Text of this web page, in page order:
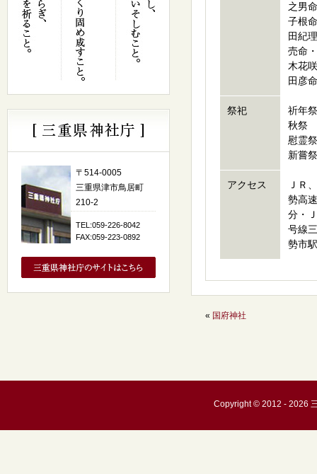
之男
子根
田紀
売命
木花
田彦
祭祀
祈年
秋祭
慰霊
新嘗
アクセス
ＪＲ
勢高
分・
号線
勢市
« 国府神社
〒514-0005
三重県津市鳥居町
210-2
TEL:059-226-8042
FAX:059-223-0892
Copyright © 2012 - 2026